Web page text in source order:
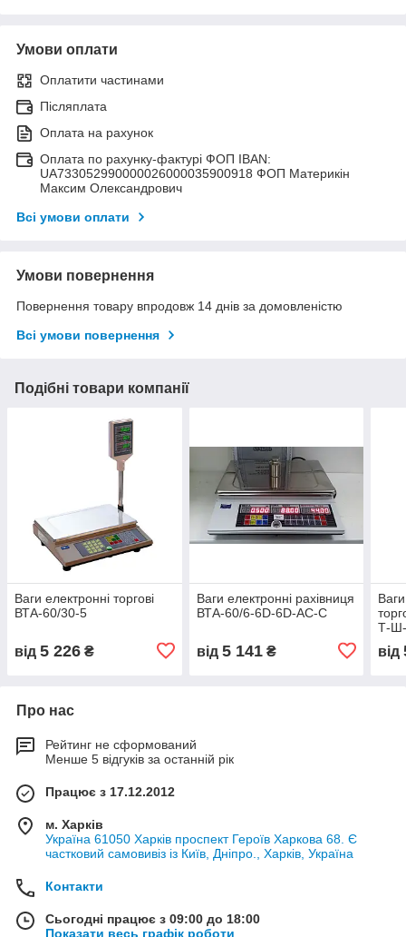
Умови оплати
Оплатити частинами
Післяплата
Оплата на рахунок
Оплата по рахунку-фактурі ФОП IBAN:
UA733052990000026000035900918 ФОП Материкін
Максим Олександрович
Всі умови оплати
Умови повернення
Повернення товару впродовж 14 днів за домовленістю
Всі умови повернення
Подібні товари компанії
Ваги електронні торгові
ВТА-60/30-5
від 5 226 ₴
Ваги електронні рахівниця
ВТА-60/6-6D-6D-АС-С
від 5 141₴
Т-
від
Про нас
Рейтинг не сформований
Менше 5 відгуків за останній рік
Працює з 17.12.2012
м. Харків
Україна 61050 Харків проспект Героїв Харкова 68. Є
частковий самовивіз із Київ, Дніпро., Харків, Україна
Контакти
Сьогодні працює з 09:00 до 18:00
Показати весь графік роботи